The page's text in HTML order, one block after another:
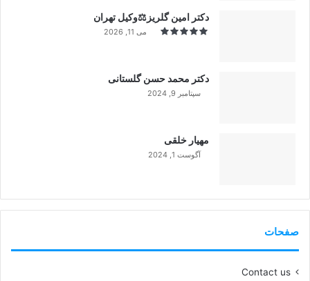
دکتر امین گلریز⚖️وکیل تهران
می 11, 2026
دکتر محمد حسن گلستانی
سپتامبر 9, 2024
مهیار خلقی
آگوست 1, 2024
صفحات
Contact us